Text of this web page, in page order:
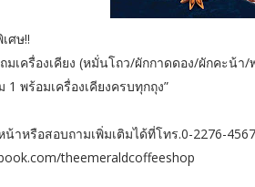
ศษ!!
มเครื่องเคียง (หมั่นโถว/ผักกาดดอง/ผักคะน้า/
1 พร้อมเครื่องเคียงครบทุกถุง”
น้าหรือสอบถามเพิ่มเติมได้ที่โทร.0-2276-